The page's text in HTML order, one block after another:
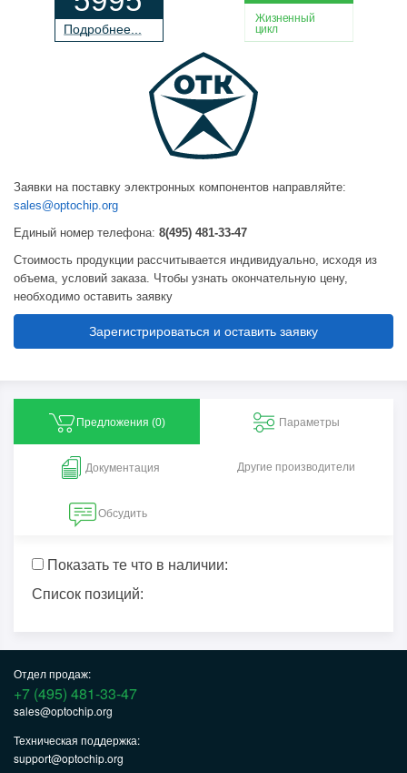
Подробнее...
Жизненный
цикл
Заявки на поставку электронных компонентов направляйте:
sales@optochip.org
Единый номер телефона: 8(495) 481-33-47
Стоимость продукции рассчитывается индивидуально, исходя из
объема, условий заказа. Чтобы узнать окончательную цену,
необходимо оставить заявку
Зарегистрироваться и оставить заявку
Предложения (0) Параметры
Документация Другие производители
Обсудить
Показать те что в наличии:
Список позиций:
Отдел продаж:
+7 (495) 481-33-47
sales@optochip.org
Техническая поддержка:
support@optochip.org